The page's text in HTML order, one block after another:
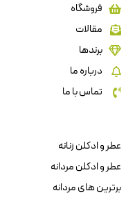
فروشگاه
مقالات
برندها
درباره ما
تماس با ما
عطر و ادکلن زنانه
عطر و ادکلن مردانه
برترین های مردانه